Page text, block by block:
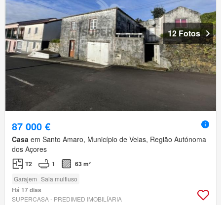
12 Fotos
87 000 €
Casa em Santo Amaro, Município de Velas, Região Autónoma
dos Açores
T2 1 63 m²
Garajem Sala multiuso
Há 17 dias
SUPERCASA - PREDIMED IMOBILÍARIA